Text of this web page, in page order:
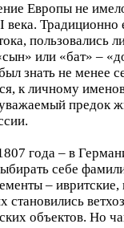
Европы не
Традиционно
пользовались
или «бат» –
знать не менее
к личному
предок
года – в
себе
– ивритские,
становились
объектов. Но